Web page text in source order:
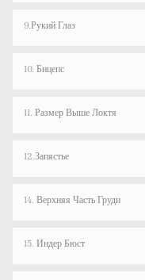
9.Рукий Глаз
10. Бицепс
11. Размер Выше Локтя
12.Запястье
14. Верхняя Часть Груди
15. Индер Бюст